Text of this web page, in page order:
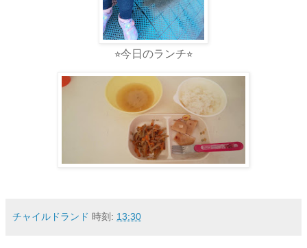
⭐︎今日のランチ⭐︎
チャイルドランド 時刻: 13:30